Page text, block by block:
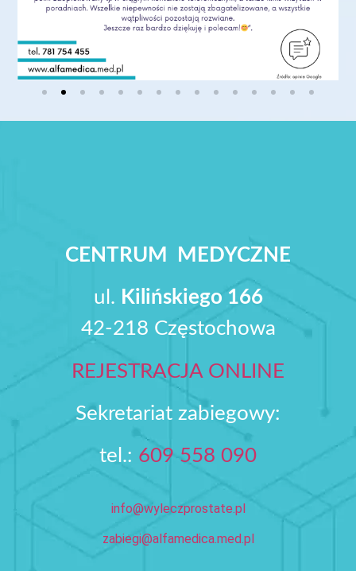
CENTRUM MEDYCZNE
ul. Kilińskiego 166
42-218 Częstochowa
REJESTRACJA ONLINE
Sekretariat zabiegowy:
tel.: 609 558 090‬
info@wyleczprostate.pl
zabiegi@alfamedica.med.pl